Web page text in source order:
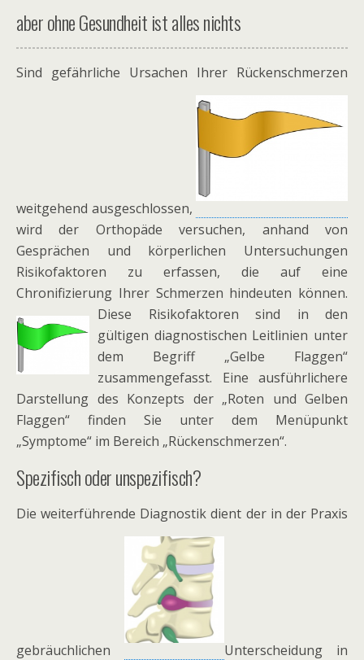
aber ohne Gesundheit ist alles nichts
Sind gefährliche Ursachen Ihrer Rückenschmerzen
weitgehend ausgeschlossen,
wird der Orthopäde versuchen, anhand von
Gesprächen und körperlichen Untersuchungen
Risikofaktoren zu erfassen, die auf eine
Chronifizierung Ihrer Schmerzen hindeuten können.
Diese Risikofaktoren sind in den
gültigen diagnostischen Leitlinien unter
dem Begriff „Gelbe Flaggen“
zusammengefasst. Eine ausführlichere
Darstellung des Konzepts der „Roten und Gelben
Flaggen“ finden Sie unter dem Menüpunkt
„Symptome“ im Bereich „Rückenschmerzen“.
Spezifisch oder unspezifisch?
Die weiterführende Diagnostik dient der in der Praxis
gebräuchlichen
Unterscheidung in